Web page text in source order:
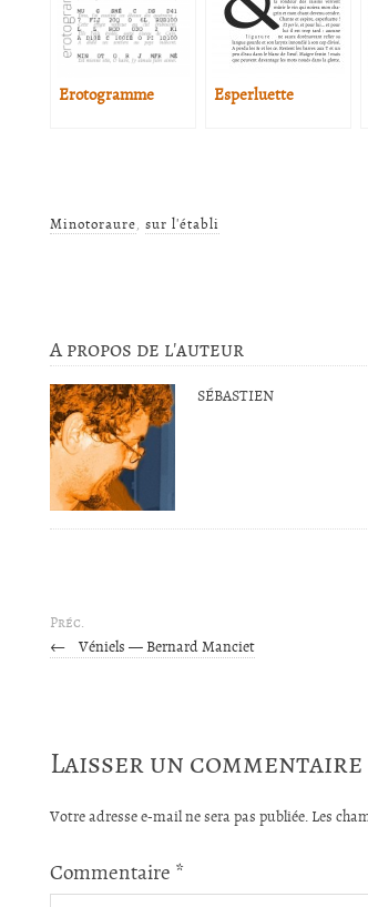
Erotogramme Esperluette
Minotoraure, sur l'établi
A propos de l'auteur
SÉBASTIEN
Préc.
← Véniels — Bernard Manciet
Laisser un commentaire
Votre adresse e-mail ne sera pas publiée. Les
Commentaire *